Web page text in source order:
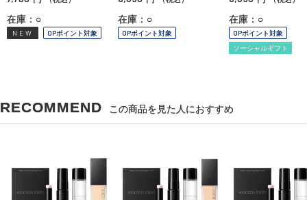
在庫：○
NEW OPポイント対象
在庫：○
OPポイント対象
在庫：○
OPポイント対象
ソーシャルギフト
RECOMMEND この商品を見た人におすすめ